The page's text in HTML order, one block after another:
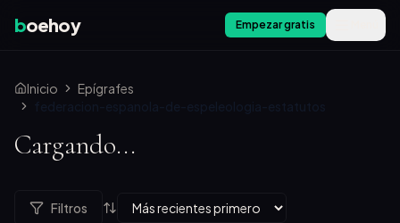
boehoy Empezar gratis
Inicio
Epígrafes
federacion-espanola-de-espeleologia-estatutos
Cargando...
Filtros